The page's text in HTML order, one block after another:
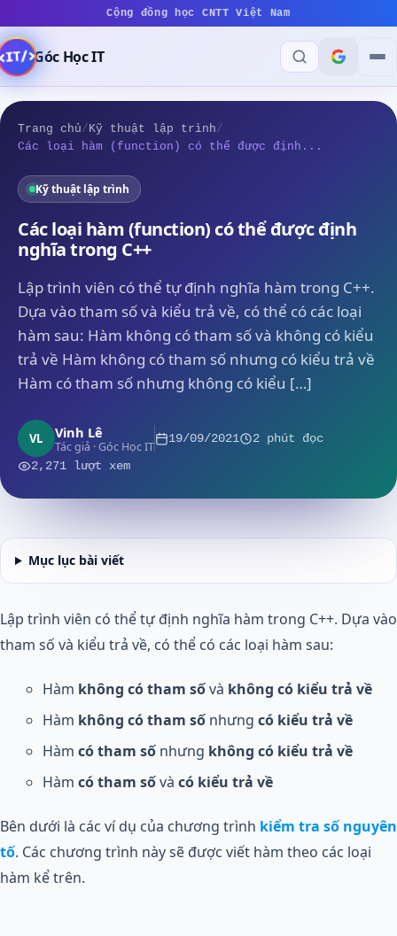
Cộng đồng học CNTT Việt Nam
Góc Học IT
Trang chủ/ Kỹ thuật lập trình/
Các loại hàm (function) có thể được định...
Kỹ thuật lập trình
Các loại hàm (function) có thể được định
nghĩa trong C++
Lập trình viên có thể tự định nghĩa hàm trong C++.
Dựa vào tham số và kiểu trả về, có thể có các loại
hàm sau: Hàm không có tham số và không có kiểu
trả về Hàm không có tham số nhưng có kiểu trả về
Hàm có tham số nhưng không có kiểu […]
VL Vinh Lê
Tác giả · Góc Học IT
19/09/2021 2 phút đọc
2,271 lượt xem
Mục lục bài viết
Lập trình viên có thể tự định nghĩa hàm trong C++. Dựa vào
tham số và kiểu trả về, có thể có các loại hàm sau:
Hàm không có tham sốvà không có kiểu trả về
Hàm không có tham số nhưng có kiểu trả về
Hàm có tham số nhưng không có kiểu trả về
Hàm có tham sốvà có kiểu trả về
Bên dưới là các ví dụ của chương trình kiểm tra số nguyên
tố. Các chương trình này sẽ được viết hàm theo các loại
hàm kể trên.